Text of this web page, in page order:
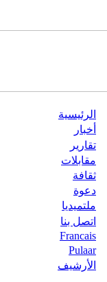
الرئيسية
أخبار
تقارير
مقابلات
ثقافة
دعوة
ملتميديا
اتصل بنا
Francais
Pulaar
الأرشيف